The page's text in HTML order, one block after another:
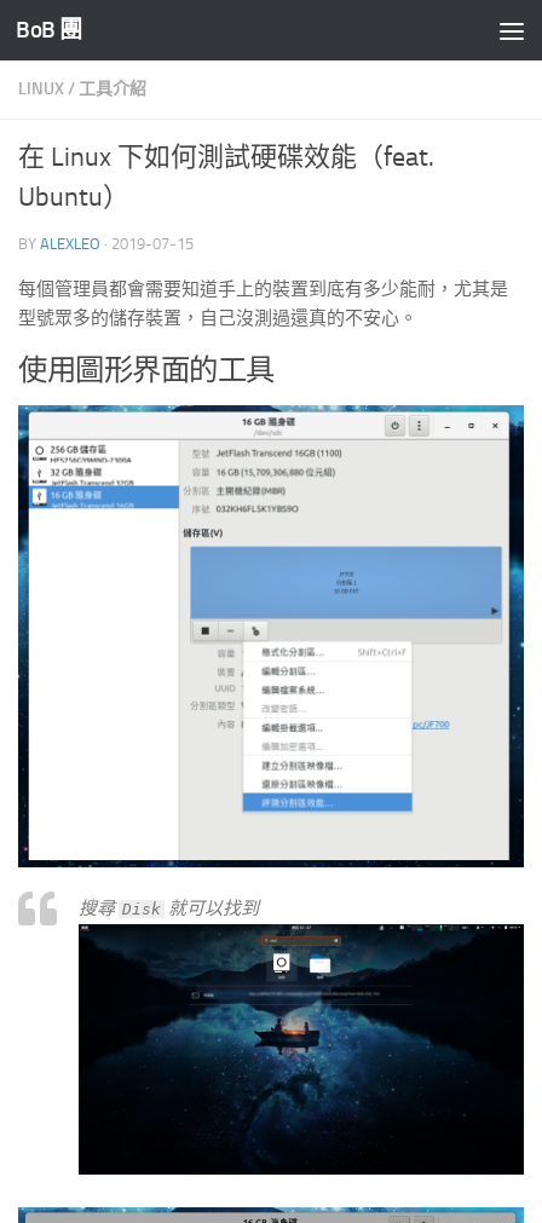
Skip to content
BoB 團
LINUX/ 工具介紹
在 Linux 下如何測試硬碟效能（feat.
Ubuntu）
BY ALEXLEO · 2019-07-15
每個管理員都會需要知道手上的裝置到底有多少能耐，尤其是
型號眾多的儲存裝置，自己沒測過還真的不安心。
使用圖形界面的工具
搜尋 Disk 就可以找到